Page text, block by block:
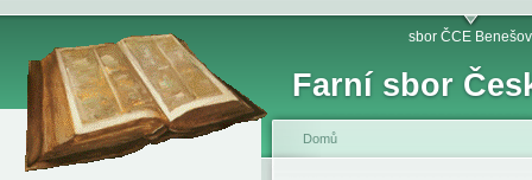
Farní sbor
sbor ČCE Benešov
Domů